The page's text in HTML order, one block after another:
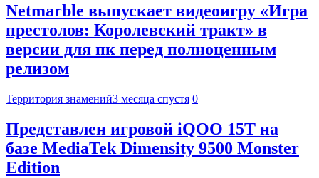
Netmarble выпускает видеоигру «Игра
престолов: Королевский тракт» в
версии для пк перед полноценным
релизом
Территория знамений3 месяца спустя 0
Представлен игровой iQOO 15T на
базе MediaTek Dimensity 9500 Monster
Edition